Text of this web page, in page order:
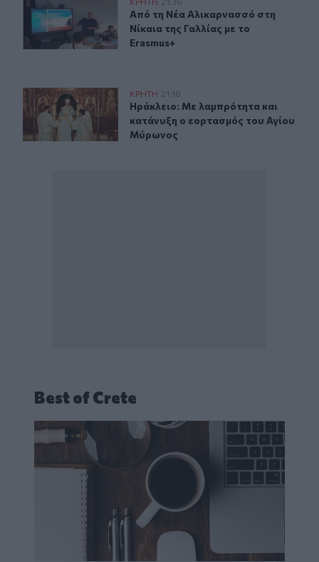
Από τη Νέα Αλικαρνασσό στη Νίκαια της Γαλλίας με το
Από τη Νέα Αλικαρνασσό στη
Από τη Νέα Αλικαρνασσό στη
Νίκαια της Γαλλίας με το
Erasmus+
Ηράκλειο: Με λαμπρότητα και κατάνυξη ο εορτασμός
ΚΡΗΤΗ 21:16
Ηράκλειο: Με λαμπρότητα και
Ηράκλειο: Με λαμπρότητα και
κατάνυξη ο εορτασμός του Αγίου
Μύρωνος
Best of Crete